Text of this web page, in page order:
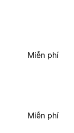
Miễn phí
Miễn phí